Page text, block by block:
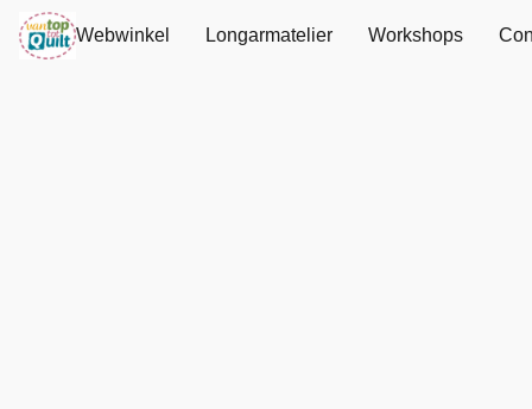
Webwinkel Longarmatelier Workshops